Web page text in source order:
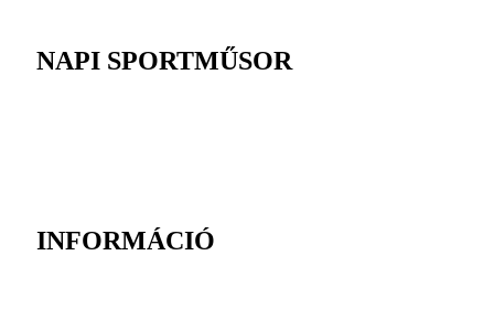
NAPI SPORTMŰSOR
INFORMÁCIÓ